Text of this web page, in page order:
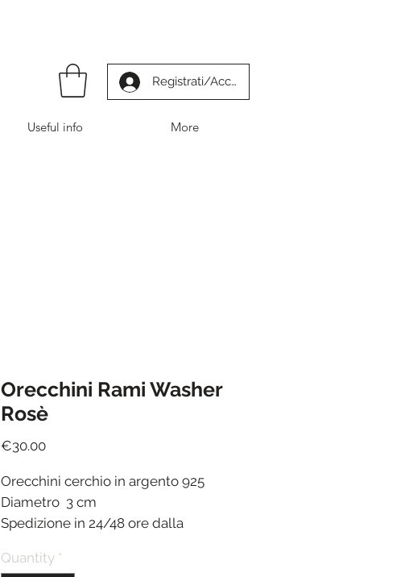
Orecchini Rami Washer
Rosè
€30.00Price
Orecchini cerchio in argento 925
Diametro 3 cm
Spedizione in 24/48 ore dalla
Quantity *
Registrati/Accedi
Useful info More